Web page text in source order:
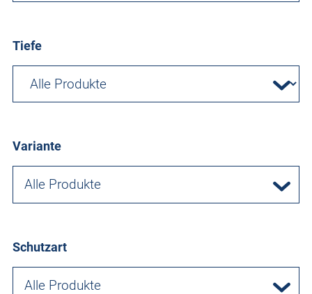
Tiefe
Variante
Alle Produkte
Schutzart
Alle Produkte